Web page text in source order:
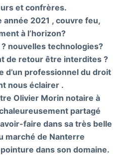
et confrères.
année 2021 , couvre feu,
à l’horizon?
nouvelles technologies?
de retour être interdites ?
d’un professionnel du droit
nous éclairer .
Olivier Morin notaire à
partagé
faire dans sa très belle
marché de Nanterre
dans son domaine.